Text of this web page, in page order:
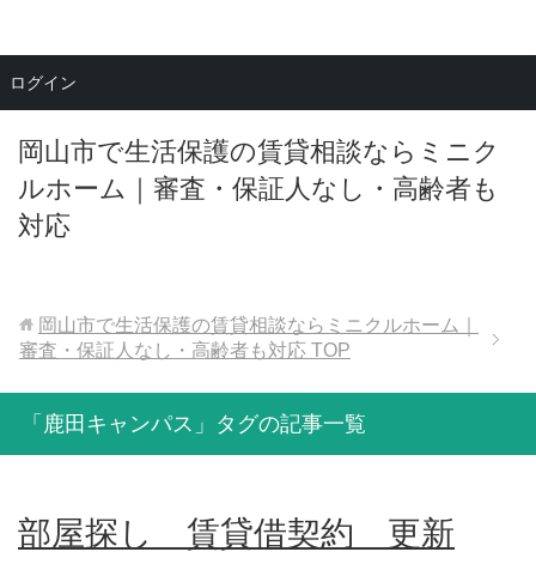
岡山市で生活保護の賃貸相談ならミニク
ルホーム｜審査・保証人なし・高齢者も
対応
メニュー
岡山市で生活保護の賃貸相談ならミニクルホーム｜
審査・保証人なし・高齢者も対応 TOP
「鹿田キャンパス」タグの記事一覧
部屋探し 賃貸借契約 更新
ログイン